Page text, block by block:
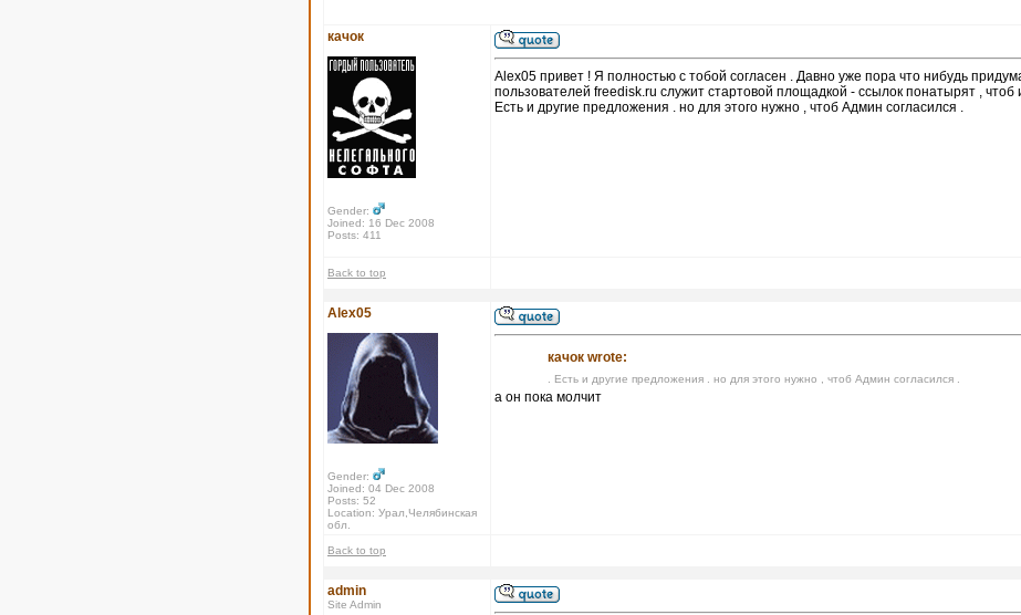
качок
Gender:
Joined: 16 Dec 2008
Posts: 411
Alex05 привет ! Я полностью с тобой согласен . Давно уже пора что нибудь
пользователей freedisk.ru служит стартовой площадкой - ссылок понатырят ,
Есть и другие предложения . но для этого нужно , чтоб Админ согласился .
Back to top
Alex05
Gender:
Joined: 04 Dec 2008
Posts: 52
Location: Урал,Челябинская
обл.
качок wrote:
. Есть и другие предложения . но для этого нужно , чтоб Админ согласился .
а он пока молчит
Back to top
admin
Site Admin